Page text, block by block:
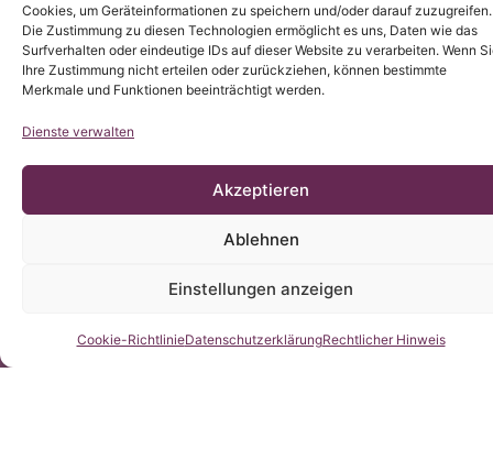
Cookies, um Geräteinformationen zu speichern und/oder darauf zuzugreifen.
Die Zustimmung zu diesen Technologien ermöglicht es uns, Daten wie das
Surfverhalten oder eindeutige IDs auf dieser Website zu verarbeiten. Wenn
Ihre Zustimmung nicht erteilen oder zurückziehen, können bestimmte
Merkmale und Funktionen beeinträchtigt werden.
Dienste verwalten
Akzeptieren
Ablehnen
Einstellungen anzeigen
Cookie-RichtlinieDatenschutzerklärungRechtlicher Hinweis
Kontaktieren Sie uns